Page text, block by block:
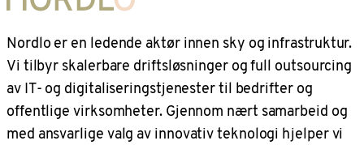
Nordlo er en ledende aktør innen sky og infrastruktur.
Vi tilbyr skalerbare driftsløsninger og full outsourcing
av IT- og digitaliseringstjenester til bedrifter og
offentlige virksomheter. Gjennom nært samarbeid og
med ansvarlige valg av innovativ teknologi hjelper vi